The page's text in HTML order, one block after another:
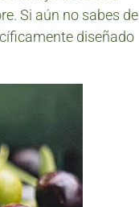
Si aún no sabes de
diseñado